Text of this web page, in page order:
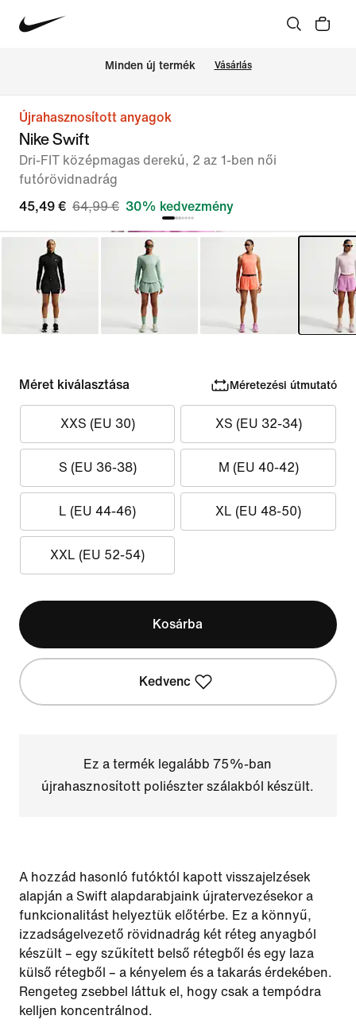
Minden új termék Vásárlás
Újrahasznosított anyagok
Nike Swift
Dri-FIT középmagas derekú, 2 az 1-ben női
futórövidnadrág
45,49 € 64,99 € 30% kedvezmény
Méret kiválasztása Méretezési útmutató
XXS (EU 30) XS (EU 32-34)
S (EU 36-38) M (EU 40-42)
L (EU 44-46) XL (EU 48-50)
XXL (EU 52-54)
Kosárba
Kedvenc
Ez a termék legalább 75%-ban
újrahasznosított poliészter szálakból készült.
A hozzád hasonló futóktól kapott visszajelzések
alapján a Swift alapdarabjaink újratervezésekor a
funkcionalitást helyeztük előtérbe. Ez a könnyű,
izzadságelvezető rövidnadrág két réteg anyagból
készült – egy szűkített belső rétegből és egy laza
külső rétegből – a kényelem és a takarás érdekében.
Rengeteg zsebbel láttuk el, hogy csak a tempódra
kelljen koncentrálnod.